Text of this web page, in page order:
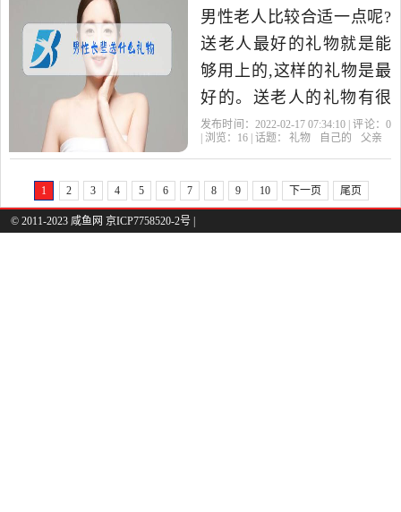
男性老人比较合适一点呢?
送老人最好的礼物就是能
够用上的,这样的礼物是最
好的。送老人的礼物有很
多选择,根据你自己的经济
1、
发布时间：2022-02-17 07:34:10 | 评论： 0
| 浏览： 16 | 话题： 礼物 自己的 父亲
1 2 3 4 5 6 7 8 9 10 下一页 尾页
© 2011-2023 咸鱼网 京ICP7758520-2号 |